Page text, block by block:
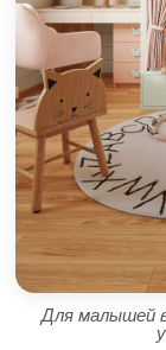
Для малышей